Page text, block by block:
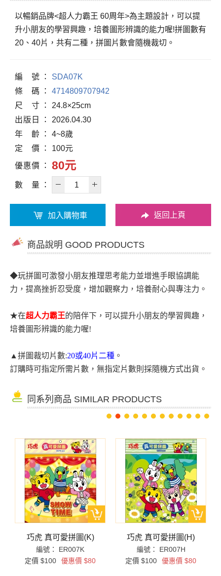
以暢銷品牌<超人力霸王 60周年>為主題設計，可以提
升小朋友的學習興趣，培養圖形辨識的能力喔!拼圖數有
20、40片，共有二種，拼圖片數會隨機裁切。
編 號
SDA07K
條
碼
4714809707942
尺
寸
24.8×25cm
出版 日
2026.04.30
年
齡
4~8歲
定
價 100元
優惠價 80元
數 量
加入購物車 返回上頁
商品說明 GOOD PRODUCTS
◆玩拼圖可激發小朋友推理思考能力並增進手眼協調能
力， 提高挫折忍受度，增加觀察力，培養耐心與專注力。
★在超人力霸王的陪伴下， 可以提升小朋友的學習興趣，
培養圖形辨識的能力喔!
▲ 拼圖裁切片數:20或40片二種 。
訂購時可指定所需片數，無指定片數則採隨機方式出貨。
同系列商品 SIMILAR PRODUCTS
巧虎 真可愛拼圖(K)
編號： ER007K
定價 $100
優惠價 $80
巧虎 真可愛拼圖(H)
編號： ER007H
定價 $100
優惠價 $80